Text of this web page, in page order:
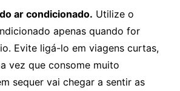
ar condicionado. Utilize o
apenas quando for
Evite ligá-lo em viagens curtas,
vez que consome muito
sequer vai chegar a sentir as